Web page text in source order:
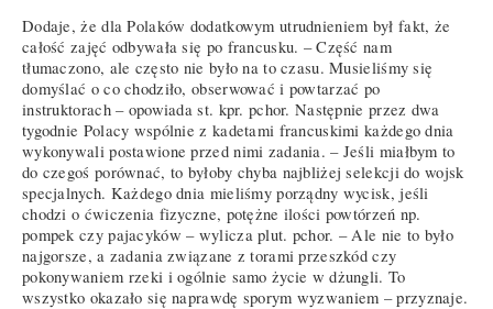
Dodaje, że dla Polaków dodatkowym utrudnieniem był fakt, że
całość zajęć odbywała się po francusku. – Część nam
tłumaczono, ale często nie było na to czasu. Musieliśmy się
domyślać o co chodziło, obserwować i powtarzać po
instruktorach – opowiada st. kpr. pchor. Następnie przez dwa
tygodnie Polacy wspólnie z kadetami francuskimi każdego dnia
wykonywali postawione przed nimi zadania. – Jeśli miałbym to
do czegoś porównać, to byłoby chyba najbliżej selekcji do wojsk
specjalnych. Każdego dnia mieliśmy porządny wycisk, jeśli
chodzi o ćwiczenia fizyczne, potężne ilości powtórzeń np.
pompek czy pajacyków – wylicza plut. pchor. – Ale nie to było
najgorsze, a zadania związane z torami przeszkód czy
pokonywaniem rzeki i ogólnie samo życie w dżungli. To
wszystko okazało się naprawdę sporym wyzwaniem – przyznaje.